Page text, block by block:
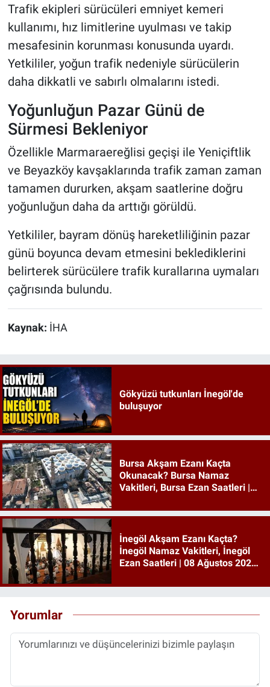
Trafik ekipleri sürücüleri emniyet kemeri
kullanımı, hız limitlerine uyulması ve takip
mesafesinin korunması konusunda uyardı.
Yetkililer, yoğun trafik nedeniyle sürücülerin
daha dikkatli ve sabırlı olmalarını istedi.
Yoğunluğun Pazar Günü de
Sürmesi Bekleniyor
Özellikle Marmaraereğlisi geçişi ile Yeniçiftlik
ve Beyazköy kavşaklarında trafik zaman zaman
tamamen dururken, akşam saatlerine doğru
yoğunluğun daha da arttığı görüldü.
Yetkililer, bayram dönüş hareketliliğinin pazar
günü boyunca devam etmesini beklediklerini
belirterek sürücülere trafik kurallarına uymaları
çağrısında bulundu.
Kaynak: İHA
Gökyüzü tutkunları İnegöl'de
buluşuyor
Bursa Akşam Ezanı Kaçta
Okunacak? Bursa Namaz
Vakitleri, Bursa Ezan Saatleri |
İnegöl Akşam Ezanı Kaçta?
İnegöl Namaz Vakitleri, İnegöl
Ezan Saatleri | 08 Ağustos 2026
Yorumlar